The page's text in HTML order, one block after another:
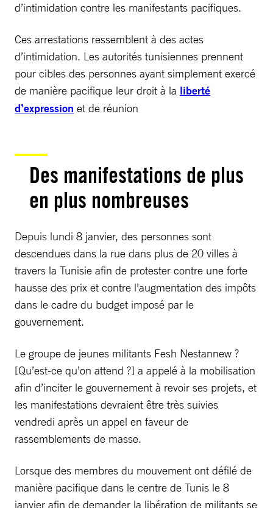
d’intimidation contre les manifestants pacifiques.
Ces arrestations ressemblent à des actes
d’intimidation. Les autorités tunisiennes prennent
pour cibles des personnes ayant simplement exercé
de manière pacifique leur droit à la liberté
d’expression et de réunion
Des manifestations de plus
en plus nombreuses
Depuis lundi 8 janvier, des personnes sont
descendues dans la rue dans plus de 20 villes à
travers la Tunisie afin de protester contre une forte
hausse des prix et contre l’augmentation des impôts
dans le cadre du budget imposé par le
gouvernement.
Le groupe de jeunes militants Fesh Nestannew ?
[Qu’est-ce qu’on attend ?] a appelé à la mobilisation
afin d’inciter le gouvernement à revoir ses projets, et
les manifestations devraient être très suivies
vendredi après un appel en faveur de
rassemblements de masse.
Lorsque des membres du mouvement ont défilé de
manière pacifique dans le centre de Tunis le 8
janvier afin de demander la libération de militants se